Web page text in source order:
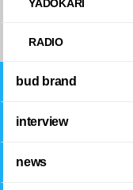
YADOKARI
RADIO
bud brand
interview
news